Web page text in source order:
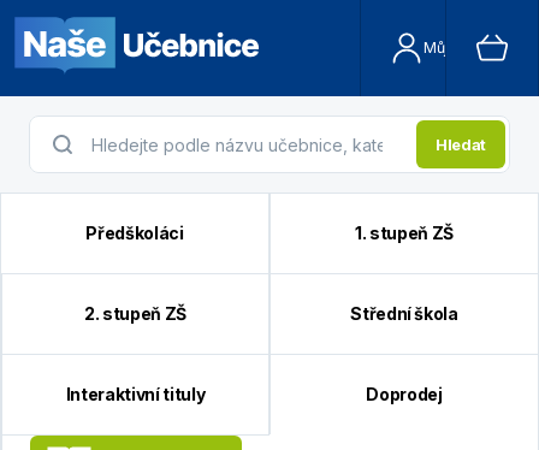
Můj účet
Hledat
Předškoláci 1. stupeň ZŠ
2. stupeň ZŠ Střední škola
Interaktivní tituly Doprodej